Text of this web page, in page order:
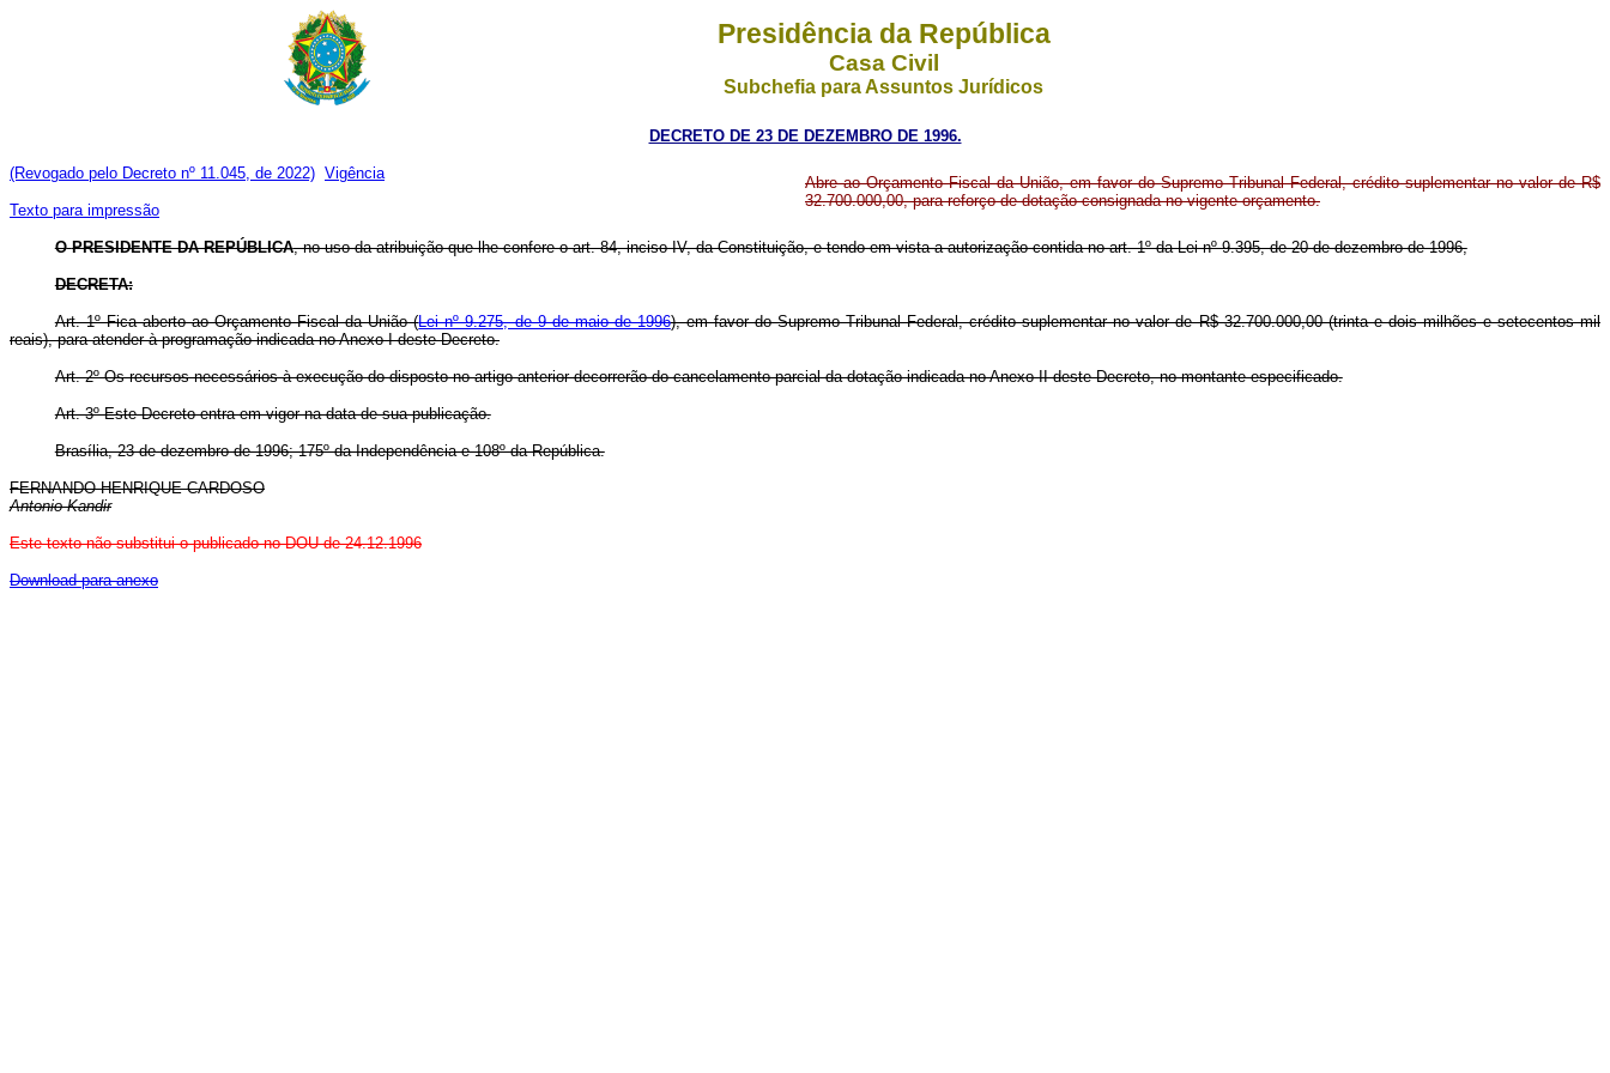
Presidência da República
Casa Civil
Subchefia para Assuntos Jurídicos
DECRETO DE 23 DE DEZEMBRO DE 1996.
(Revogado pelo Decreto nº 11.045, de 2022) Vigência
Texto para impressão
Abre ao Orçamento Fiscal da União, em favor do Supremo Tribunal Federal, crédito suplementar no valor de R$
32.700.000,00, para reforço de dotação consignada no vigente orçamento.
O PRESIDENTE DA REPÚBLICA, no uso da atribuição que lhe confere o art. 84, inciso IV, da Constituição, e tendo em vista a autorização contida no art. 1º da Lei nº 9.395, de 20 de dezembro de 1996,
DECRETA:
Art. 1º Fica aberto ao Orçamento Fiscal da União (Lei nº 9.275, de 9 de maio de 1996), em favor do Supremo Tribunal Federal, crédito suplementar no valor de R$ 32.700.000,00 (trinta e dois milhões e setecentos mil
reais), para atender à programação indicada no Anexo I deste Decreto.
Art. 2º Os recursos necessários à execução do disposto no artigo anterior decorrerão do cancelamento parcial da dotação indicada no Anexo II deste Decreto, no montante especificado.
Art. 3º Este Decreto entra em vigor na data de sua publicação.
Brasília, 23 de dezembro de 1996; 175º da Independência e 108º da República.
FERNANDO HENRIQUE CARDOSO
Antonio Kandir
Este texto não substitui o publicado no DOU de 24.12.1996
Download para anexo